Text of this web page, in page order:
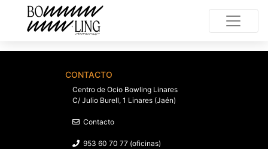
CONTACTO
Centro de Ocio Bowling Linares
C/ Julio Burell, 1 Linares (Jaén)
Contacto
953 60 70 77 (oficinas)